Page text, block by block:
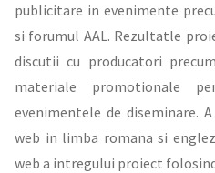
publicitare in evenimente
si forumul AAL. Rezultatle
discutii cu producatori
materiale promotionale
evenimentele de diseminare.
web in limba romana si
web a intregului proiect